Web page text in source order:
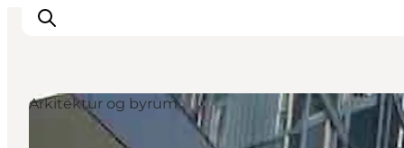
Arkitektur og byrum